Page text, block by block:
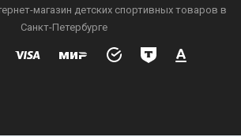
магазин детских спортивных товаров в
Санкт-Петербурге